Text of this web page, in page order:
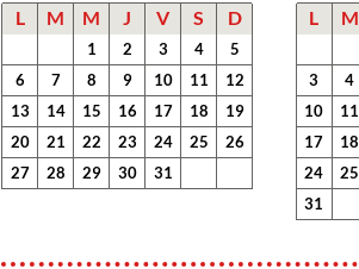
L M M J V S D
1 2 3 4
5
6
7 8 9 10 11
12
13
14 15 16 17 18
19
20
21 22 23 24 25
26
27
28 29 30 31
L M
3
4
10
11
17
18
24
25
31